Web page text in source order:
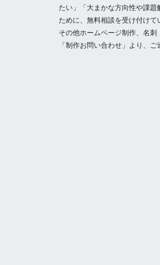
たい」「大まかな方向性や課
ために、無料相談を受け付けて
その他ホームページ制作、名
「制作お問い合わせ」より、ご